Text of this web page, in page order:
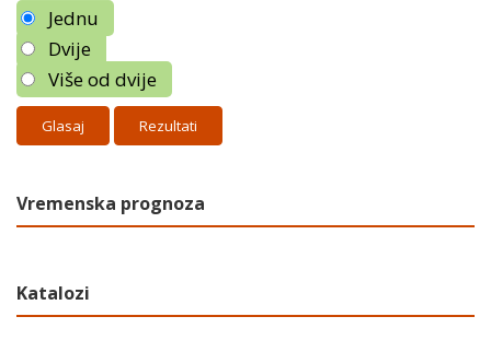
Jednu
Dvije
Više od dvije
Rezultati
Vremenska prognoza
Katalozi